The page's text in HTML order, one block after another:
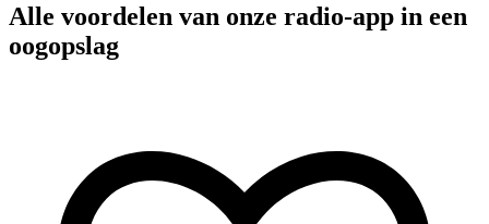
Alle voordelen van onze radio-app in een
oogopslag